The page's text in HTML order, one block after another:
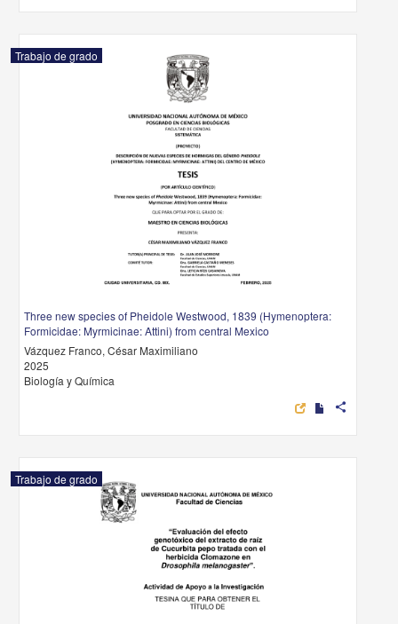
Trabajo de grado
Three new species of Pheidole Westwood, 1839 (Hymenoptera:
Formicidae: Myrmicinae: Attini) from central Mexico
Vázquez Franco, César Maximiliano
2025
Biología y Química
share
Trabajo de grado